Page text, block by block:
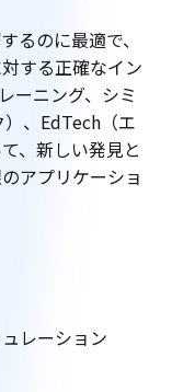
るのに最適で、
する正確なイン
ーニング、シミ
、EdTech（エ
、新しい発見と
アプリケーショ
レーション